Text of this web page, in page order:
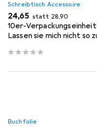
Schreibtisch Accessoire
EUR
24,65 statt EUR
28,90
10er-
Lassen sie mich nicht so
Buchfolie